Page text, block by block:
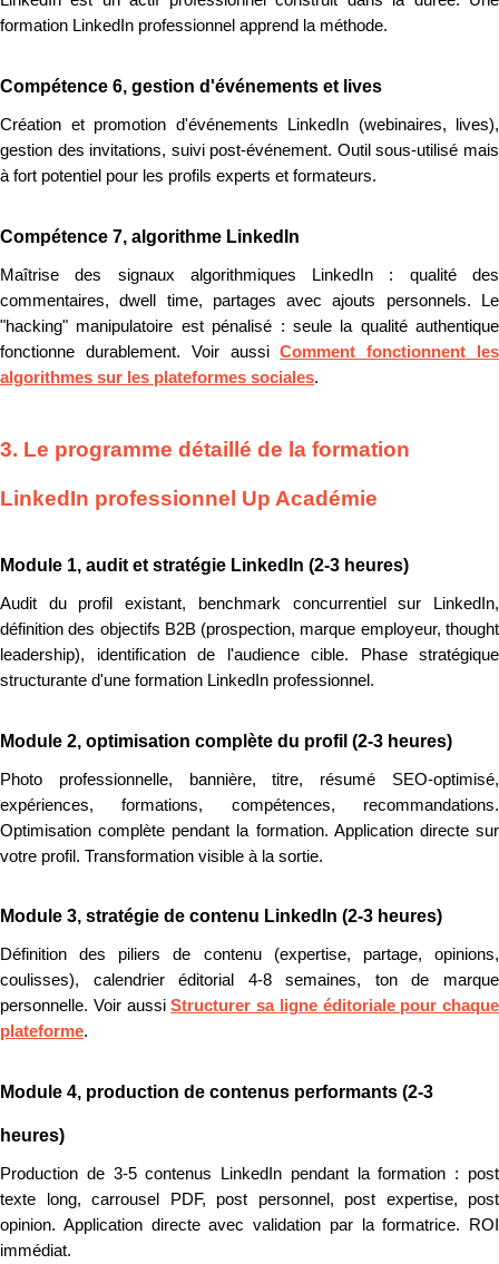
formation LinkedIn professionnel apprend la méthode.
Compétence 6, gestion d'événements et lives
Création et promotion d'événements LinkedIn (webinaires, lives),
gestion des invitations, suivi post-événement. Outil sous-utilisé mais
à fort potentiel pour les profils experts et formateurs.
Compétence 7, algorithme LinkedIn
Maîtrise des signaux algorithmiques LinkedIn : qualité des
commentaires, dwell time, partages avec ajouts personnels. Le
"hacking" manipulatoire est pénalisé : seule la qualité authentique
fonctionne durablement. Voir aussiComment fonctionnent les
algorithmes sur les plateformes sociales.
3. Le programme détaillé de la formation
LinkedIn professionnel Up Académie
Module 1, audit et stratégie LinkedIn (2-3 heures)
Audit du profil existant, benchmark concurrentiel sur LinkedIn,
définition des objectifs B2B (prospection, marque employeur, thought
leadership), identification de l'audience cible. Phase stratégique
structurante d'une formation LinkedIn professionnel.
Module 2, optimisation complète du profil (2-3 heures)
Photo professionnelle, bannière, titre, résumé SEO-optimisé,
expériences, formations, compétences, recommandations.
Optimisation complète pendant la formation. Application directe sur
votre profil. Transformation visible à la sortie.
Module 3, stratégie de contenu LinkedIn (2-3 heures)
Définition des piliers de contenu (expertise, partage, opinions,
coulisses), calendrier éditorial 4-8 semaines, ton de marque
personnelle. Voir aussiStructurer sa ligne éditoriale pour chaque
plateforme.
Module 4, production de contenus performants (2-3
heures)
Production de 3-5 contenus LinkedIn pendant la formation : post
texte long, carrousel PDF, post personnel, post expertise, post
opinion. Application directe avec validation par la formatrice. ROI
immédiat.